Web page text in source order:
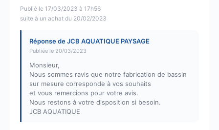
Publié le 17/03/2023 à 17h56
suite à un achat du 20/02/2023
Réponse de JCB AQUATIQUE PAYSAGE
Publiée le 20/03/2023
Monsieur,
Nous sommes ravis que notre fabrication de bassin
sur mesure corresponde à vos souhaits
et vous remercions pour votre avis.
Nous restons à votre disposition si besoin.
JCB AQUATIQUE